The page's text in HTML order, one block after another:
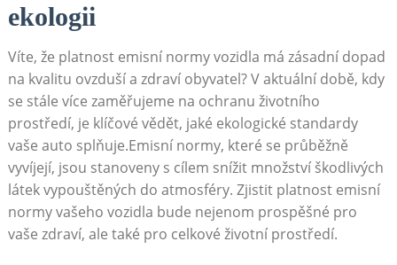
ekologii
Víte,⁢ že platnost ‍emisní normy vozidla⁢ má zásadní dopad
na kvalitu ovzduší a‌ zdraví obyvatel?⁤ V‌ aktuální době, kdy⁣
se stále​ více zaměřujeme na ochranu životního
prostředí, je klíčové vědět, jaké ekologické standardy
vaše‍ auto splňuje.Emisní normy, které​ se průběžně
vyvíjejí, jsou⁣ stanoveny s cílem snížit množství škodlivých
látek ‌vypouštěných do atmosféry. ​Zjistit platnost emisní
normy vašeho vozidla bude ​nejenom prospěšné pro
vaše zdraví, ale také⁢ pro celkové životní prostředí.